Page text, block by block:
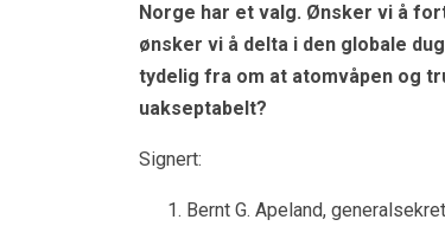
Norge har et valg. Ønsker vi å
ønsker vi å delta i den globale
tydelig fra om at atomvåpen og
uakseptabelt?
Signert:
Bernt G. Apeland,